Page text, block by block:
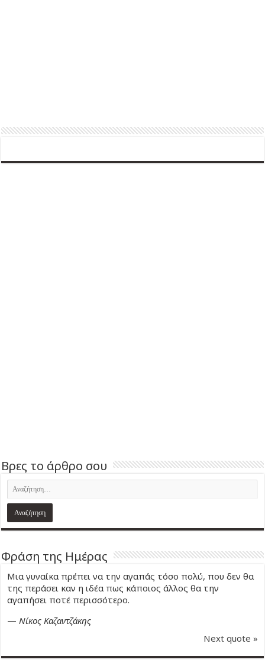
Βρες το άρθρο σου
Φράση της Ημέρας
Μια γυναίκα πρέπει να την αγαπάς τόσο πολύ, που δεν θα
της περάσει καν η ιδέα πως κάποιος άλλος θα την
αγαπήσει ποτέ περισσότερο.
—Νίκος Καζαντζάκης
Next quote »